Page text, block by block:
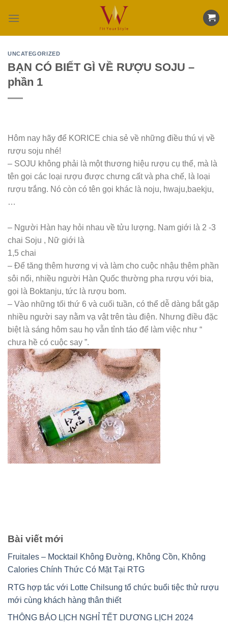
UNCATEGORIZED
BẠN CÓ BIẾT GÌ VỀ RƯỢU SOJU –
phần 1
Hôm nay hãy để KORICE chia sẻ về những điều thú vị về
rượu soju nhé!
– SOJU không phải là một thương hiệu rượu cụ thể, mà là
tên gọi các loại rượu được chưng cất và pha chế, là loại
rượu trắng. Nó còn có tên gọi khác là noju, hwaju,baekju,
…
– Người Hàn hay hỏi nhau về tửu lượng. Nam giới là 2 -3
chai Soju , Nữ giới là
1,5 chai
– Để tăng thêm hương vị và làm cho cuộc nhậu thêm phần
sôi nổi, nhiều người Hàn Quốc thường pha rượu với bia,
gọi là Boktanju, tức là rượu bom.
– Vào những tối thứ 6 và cuối tuần, có thể dễ dàng bắt gặp
nhiều người say nằm vạ vật trên tàu điện. Nhưng điều đặc
biệt là sáng hôm sau họ vẫn tỉnh táo để làm việc như “
chưa hề có cuộc say ”.
Bài viết mới
Fruitales – Mocktail Không Đường, Không Cồn, Không
Calories Chính Thức Có Mặt Tại RTG
RTG hợp tác với Lotte Chilsung tổ chức buổi tiệc thử rượu
mới cùng khách hàng thân thiết
THÔNG BÁO LỊCH NGHỈ TẾT DƯƠNG LỊCH 2024